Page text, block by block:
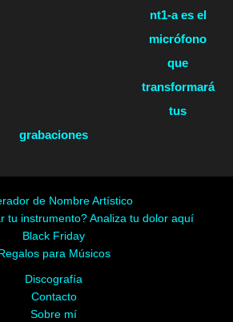
nt1-a es el
micrófono
que
transformará
tus
grabaciones
de Nombre Artístico
tu instrumento? Analiza tu dolor aquí
Black Friday
Regalos para Músicos
Discografía
Contacto
Sobre mí